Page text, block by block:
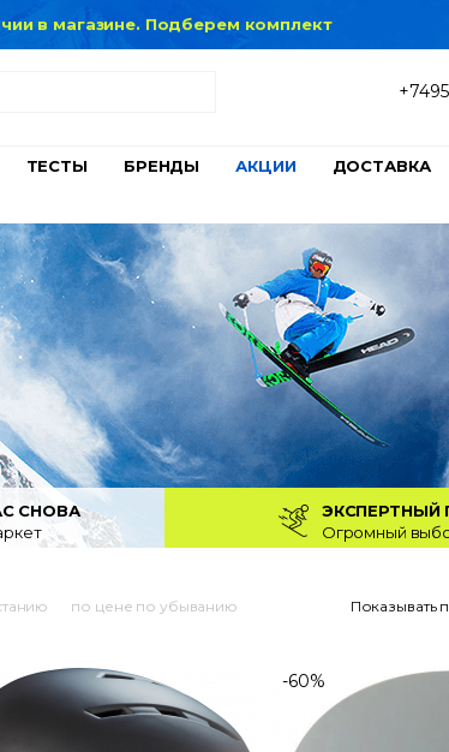
в магазине. Подберем комплект
ТЕСТЫ БРЕНДЫ АКЦИИ
ДОСТАВКА
СНОВА
ЭКСПЕРТНЫЙ
Огромный
по цене по убыванию Показывать
-60%